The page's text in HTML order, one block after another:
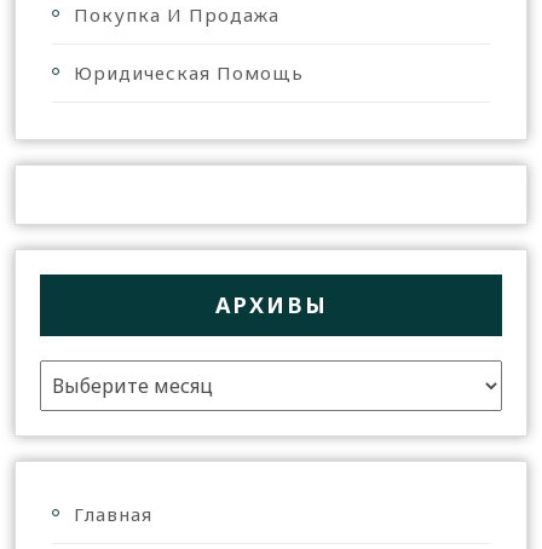
Покупка И Продажа
Юридическая Помощь
АРХИВЫ
Главная